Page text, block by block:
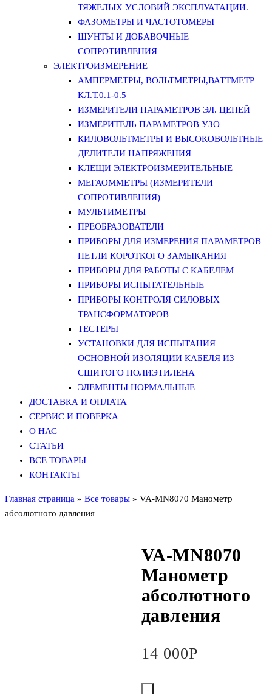
ТЯЖЕЛЫХ УСЛОВИЙ ЭКСПЛУАТАЦИИ.
ФАЗОМЕТРЫ И ЧАСТОТОМЕРЫ
ШУНТЫ И ДОБАВОЧНЫЕ
СОПРОТИВЛЕНИЯ
ЭЛЕКТРОИЗМЕРЕНИЕ
АМПЕРМЕТРЫ, ВОЛЬТМЕТРЫ,ВАТТМЕТР
КЛ.Т.0.1-0.5
ИЗМЕРИТЕЛИ ПАРАМЕТРОВ ЭЛ. ЦЕПЕЙ
ИЗМЕРИТЕЛЬ ПАРАМЕТРОВ УЗО
КИЛОВОЛЬТМЕТРЫ И ВЫСОКОВОЛЬТНЫЕ
ДЕЛИТЕЛИ НАПРЯЖЕНИЯ
КЛЕЩИ ЭЛЕКТРОИЗМЕРИТЕЛЬНЫЕ
МЕГАОММЕТРЫ (ИЗМЕРИТЕЛИ
СОПРОТИВЛЕНИЯ)
МУЛЬТИМЕТРЫ
ПРЕОБРАЗОВАТЕЛИ
ПРИБОРЫ ДЛЯ ИЗМЕРЕНИЯ ПАРАМЕТРОВ
ПЕТЛИ КОРОТКОГО ЗАМЫКАНИЯ
ПРИБОРЫ ДЛЯ РАБОТЫ С КАБЕЛЕМ
ПРИБОРЫ ИСПЫТАТЕЛЬНЫЕ
ПРИБОРЫ КОНТРОЛЯ СИЛОВЫХ
ТРАНСФОРМАТОРОВ
ТЕСТЕРЫ
УСТАНОВКИ ДЛЯ ИСПЫТАНИЯ
ОСНОВНОЙ ИЗОЛЯЦИИ КАБЕЛЯ ИЗ
СШИТОГО ПОЛИЭТИЛЕНА
ЭЛЕМЕНТЫ НОРМАЛЬНЫЕ
ДОСТАВКА И ОПЛАТА
СЕРВИС И ПОВЕРКА
О НАС
СТАТЬИ
ВСЕ ТОВАРЫ
КОНТАКТЫ
Главная страница » Все товары » VA-MN8070 Манометр
абсолютного давления
VA-MN8070
Манометр
абсолютного
давления
14 000Р
-